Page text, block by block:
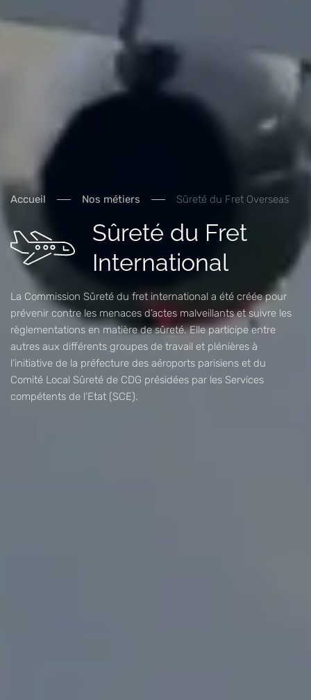
Accueil Nos métiers Sûreté du Fret Overseas
Sûreté du Fret
International
La Commission Sûreté du fret international a été créée pour
prévenir contre les menaces d’actes malveillants et suivre les
règlementations en matière de sûreté. Elle participe entre
autres aux différents groupes de travail et plénières à
l’initiative de la préfecture des aéroports parisiens et du
Comité Local Sûreté de CDG présidées par les Services
compétents de l’Etat (SCE).